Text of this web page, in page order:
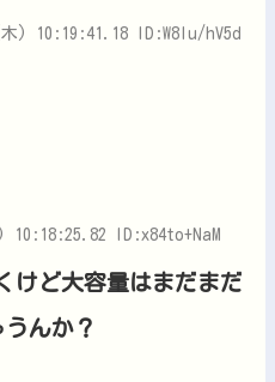
) 10:19:41.18 ID:W8lu/hV5d
10:18:25.82 ID:x84to+NaM
けど大容量はまだまだ
うんか？